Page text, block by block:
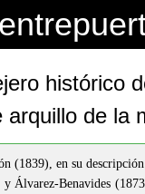
histórico
arquillo de la
(1839), en su
Álvarez-Benavides